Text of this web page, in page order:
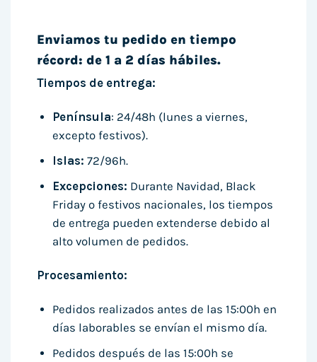
Enviamos tu pedido en tiempo
récord: de 1 a 2 días hábiles.
Tiempos de entrega:
Península: 24/48h (lunes a viernes,
excepto festivos).
Islas: 72/96h.
Excepciones: Durante Navidad, Black
Friday o festivos nacionales, los tiempos
de entrega pueden extenderse debido al
alto volumen de pedidos.
Procesamiento:
Pedidos realizados antes de las 15:00h en
días laborables se envían el mismo día.
Pedidos después de las 15:00h se